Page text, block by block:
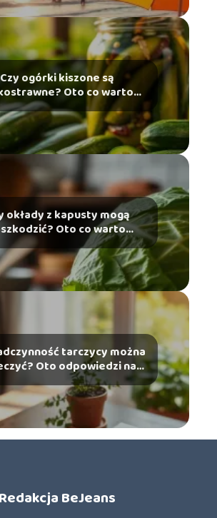
Czy ogórki kiszone są
Oto co warto
wiedzieć
okłady z kapusty mogą
Oto co warto
wiedzieć
tarczycy można
Oto odpowiedzi na
pytania
Redakcja BeJeans